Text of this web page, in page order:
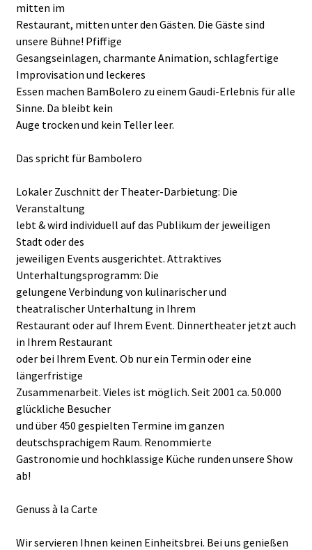
mitten im
Restaurant, mitten unter den Gästen. Die Gäste sind
unsere Bühne! Pfiffige
Gesangseinlagen, charmante Animation, schlagfertige
Improvisation und leckeres
Essen machen BamBolero zu einem Gaudi-Erlebnis für alle
Sinne. Da bleibt kein
Auge trocken und kein Teller leer.
Das spricht für Bambolero
Lokaler Zuschnitt der Theater-Darbietung: Die
Veranstaltung
lebt & wird individuell auf das Publikum der jeweiligen
Stadt oder des
jeweiligen Events ausgerichtet. Attraktives
Unterhaltungsprogramm: Die
gelungene Verbindung von kulinarischer und
theatralischer Unterhaltung in Ihrem
Restaurant oder auf Ihrem Event. Dinnertheater jetzt auch
in Ihrem Restaurant
oder bei Ihrem Event. Ob nur ein Termin oder eine
längerfristige
Zusammenarbeit. Vieles ist möglich. Seit 2001 ca. 50.000
glückliche Besucher
und über 450 gespielten Termine im ganzen
deutschsprachigem Raum. Renommierte
Gastronomie und hochklassige Küche runden unsere Show
ab!
Genuss à la Carte
Wir servieren Ihnen keinen Einheitsbrei. Bei uns genießen